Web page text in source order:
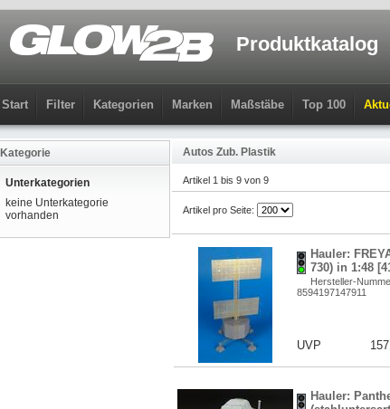
Produktkatalog
Start Filter Kategorien Marken Maßstäbe Top 100
Kategorie
Unterkategorien
keine Unterkategorie
vorhanden
Autos Zub. Plastik
Artikel 1 bis 9 von 9
Artikel pro Seite:
Hauler:
730) in 1:48
Hersteller-
8594197147911
UVP
Hauler: